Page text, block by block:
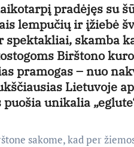
pradėjęs su
lempučių ir įžiebė
spektakliai, skamba
Birštono
pramogas – nuo
Lietuvoje
unikalia
sakome, kad per